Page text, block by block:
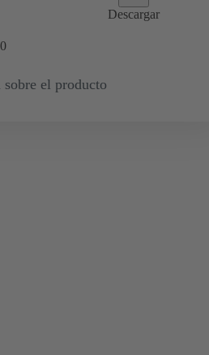
Descargar
0
sobre el producto